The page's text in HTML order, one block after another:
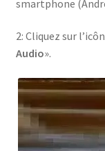
smartphone
2: Cliquez sur
Audio».